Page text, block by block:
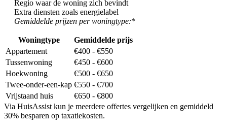
Regio waar de woning zich bevindt
Extra diensten zoals energielabel
Gemiddelde prijzen per woningtype:*
Woningtype
Gemiddelde prijs
Appartement
€400 - €550
Tussenwoning
€450 - €600
Hoekwoning
€500 - €650
Twee-onder-een-kap €550 - €700
Vrijstaand huis
€650 - €800
Via HuisAssist kun je meerdere offertes vergelijken en gemiddeld
30% besparen op taxatiekosten.